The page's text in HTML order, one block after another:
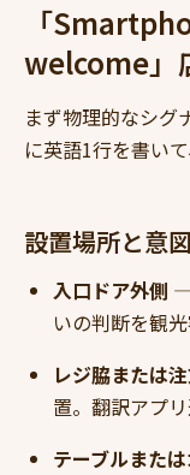
「
welcome」
まず物理的なシグ
に英語1行を書い
設置場所と意図
入口ドア外側
いの判断を観
レジ脇または
置。翻訳アプ
テーブルまた